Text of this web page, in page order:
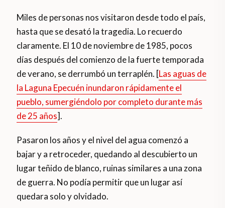
Miles de personas nos visitaron desde todo el país,
hasta que se desató la tragedia. Lo recuerdo
claramente. El 10 de noviembre de 1985, pocos
días después del comienzo de la fuerte temporada
de verano, se derrumbó un terraplén. [Las aguas de
la Laguna Epecuén inundaron rápidamente el
pueblo, sumergiéndolo por completo durante más
de 25 años].
Pasaron los años y el nivel del agua comenzó a
bajar y a retroceder, quedando al descubierto un
lugar teñido de blanco, ruinas similares a una zona
de guerra. No podía permitir que un lugar así
quedara solo y olvidado.